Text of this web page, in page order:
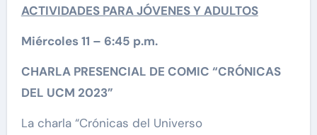
ACTIVIDADES PARA JÓVENES Y ADULTOS
Miércoles 11 – 6:45 p.m.
CHARLA PRESENCIAL DE COMIC “CRÓNICAS
DEL UCM 2023”
La charla “Crónicas del Universo